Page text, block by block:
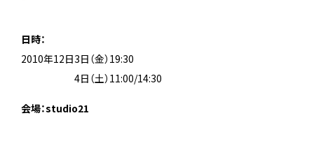
日時：
2010年12日3日（金）19:30
4日（土）11:00/14:30
会場：studio21